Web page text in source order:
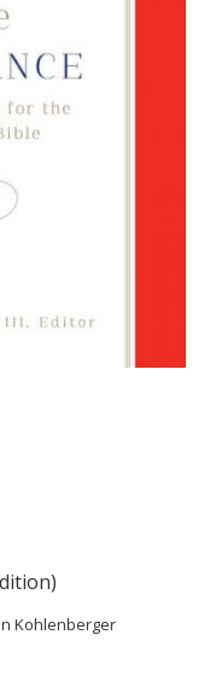
Kohlenberger